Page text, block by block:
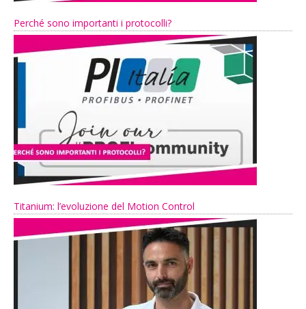
Perché sono importanti i protocolli?
Titanium: l’evoluzione del Motion Control